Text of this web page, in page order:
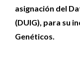
asignación del
(DUIG), para su
Genéticos.